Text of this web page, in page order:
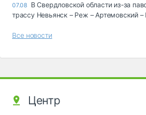
07.08 В Свердловской области из-за
трассу Невьянск – Реж – Артемовский –
Все новости
Центр